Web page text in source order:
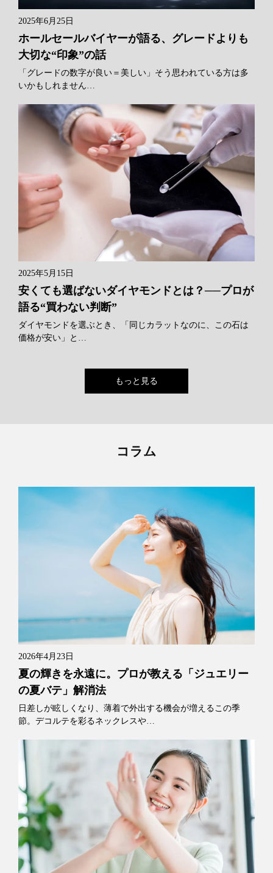
2025年6月25日
ホールセールバイヤーが語る、グレードよりも
大切な“印象”の話
「グレードの数字が良い＝美しい」そう思われている方は多
いかもしれません…
2025年5月15日
安くても選ばないダイヤモンドとは？──プロが
語る“買わない判断”
ダイヤモンドを選ぶとき、「同じカラットなのに、この石は
価格が安い」と…
もっと見る
コラム
2026年4月23日
夏の輝きを永遠に。プロが教える「ジュエリー
の夏バテ」解消法
日差しが眩しくなり、薄着で外出する機会が増えるこの季
節。デコルテを彩るネックレスや…